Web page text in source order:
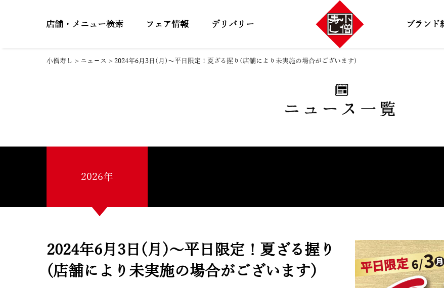
店舗・メニュー検索 フェア情報 デリバリー ブランド
小僧寿し > ニュ－ス > 2024年6月3日(月)～平日限定！夏ざる握り(店舗により未実施の場合がございます)
2026年
2024年6月3日(月)～平日限定！夏ざる握り
(店舗により未実施の場合がございます)